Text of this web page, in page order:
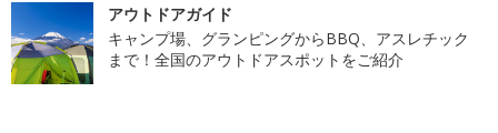
アウトドアガイド
キャンプ場、グランピングからBBQ、アスレチック
まで！全国のアウトドアスポットをご紹介